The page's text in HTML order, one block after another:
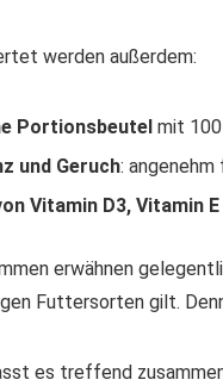
werden außerdem:
Portionsbeutel mit
und Geruch: angenehm
Vitamin D3, Vitamin
erwähnen
Futtersorten gilt.
es treffend